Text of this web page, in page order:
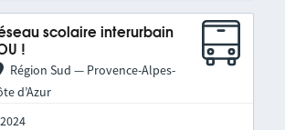
scolaire interurbain
!
Région Sud — Provence-Alpes-
d’Azur